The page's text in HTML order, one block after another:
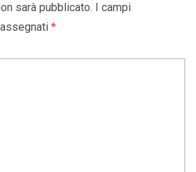
sarà pubblicato. I campi
*